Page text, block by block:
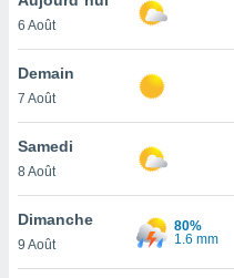
et
»,
au
vous
qu'ils
ou
6 Août
Demain
7 Août
Samedi
8 Août
Dimanche
9 Août
80%
1.6 mm